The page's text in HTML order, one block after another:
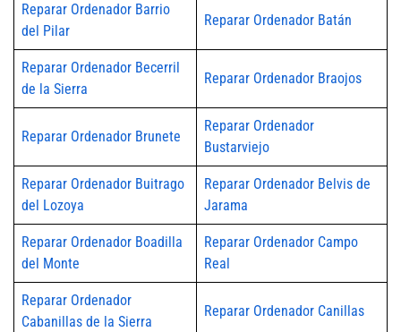
Reparar Ordenador Barrio
del Pilar
Reparar Ordenador Batán
Reparar Ordenador Becerril
de la Sierra
Reparar Ordenador Braojos
Reparar Ordenador Brunete
Reparar Ordenador
Bustarviejo
Reparar Ordenador Buitrago
del Lozoya
Reparar Ordenador Belvis de
Jarama
Reparar Ordenador Boadilla
del Monte
Reparar Ordenador Campo
Real
Reparar Ordenador
Cabanillas de la Sierra
Reparar Ordenador Canillas